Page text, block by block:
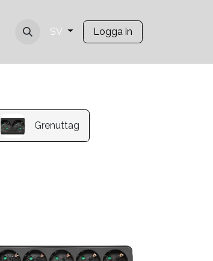
SV Logga in
Grenuttag